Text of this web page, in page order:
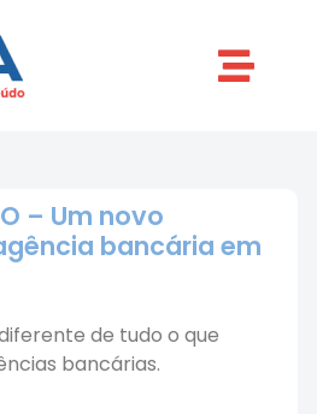
– Um novo
bancária em
de tudo o que
bancárias.